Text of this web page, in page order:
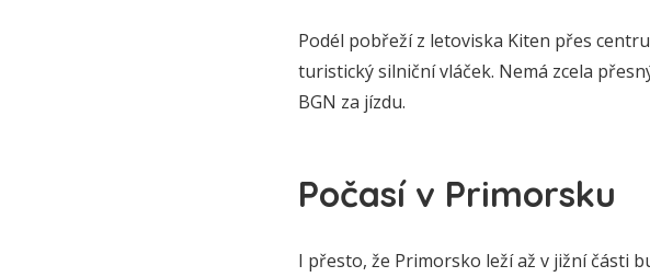
Podél pobřeží z letoviska Kiten přes
turistický silniční vláček. Nemá zcela
BGN za jízdu.
Počasí v Primorsku
I přesto, že Primorsko leží až v jižní části